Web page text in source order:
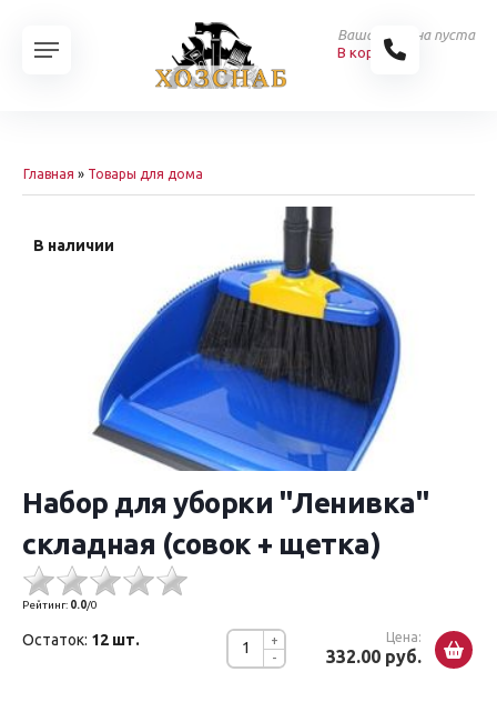
Ваша корзина пуста
В корзину
Главная » Товары для дома
В наличии
Набор для уборки "Ленивка"
складная (совок + щетка)
Рейтинг: 0.0/0
-
+ Цена:
332.00 руб.
Остаток: 12 шт.